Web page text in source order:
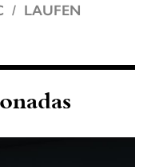
LAUFEN